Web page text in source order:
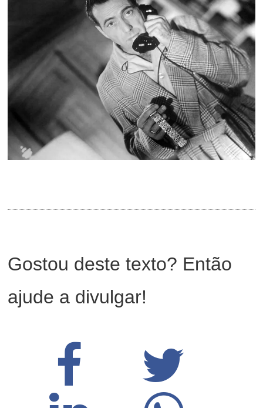
Gostou deste texto? Então
ajude a divulgar!